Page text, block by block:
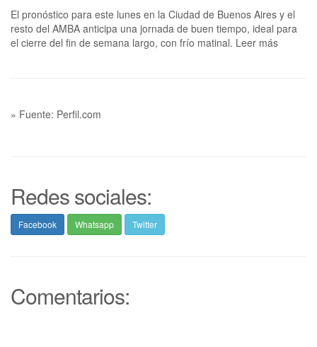
El pronóstico para este lunes en la Ciudad de Buenos Aires y el
resto del AMBA anticipa una jornada de buen tiempo, ideal para
el cierre del fin de semana largo, con frío matinal. Leer más
» Fuente: Perfil.com
Redes sociales:
Facebook Whatsapp Twitter
Comentarios: